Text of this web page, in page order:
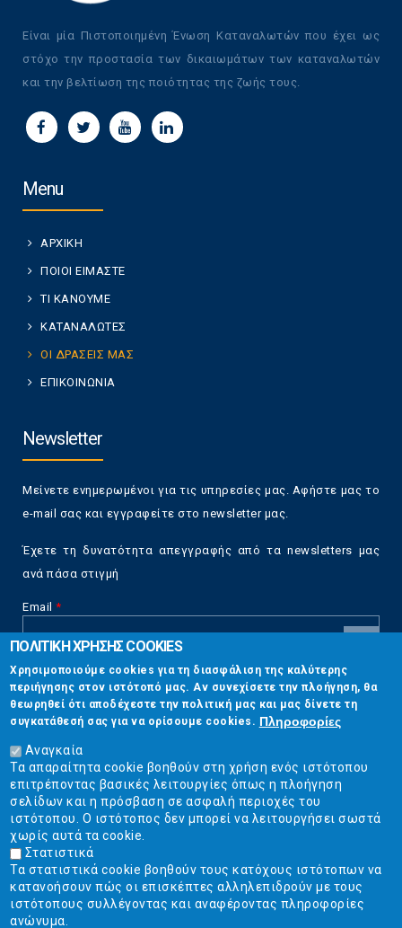
Είναι μία Πιστοποιημένη Ένωση Καταναλωτών που έχει ως
στόχο την προστασία των δικαιωμάτων των καταναλωτών
και την βελτίωση της ποιότητας της ζωής τους.
Menu
ΑΡΧΙΚΗ
ΠΟΙΟΙ ΕΙΜΑΣΤΕ
ΤΙ ΚΑΝΟΥΜΕ
ΚΑΤΑΝΑΛΩΤΕΣ
ΟΙ ΔΡΑΣΕΙΣ ΜΑΣ
ΕΠΙΚΟΙΝΩΝΙΑ
Newsletter
Μείνετε ενημερωμένοι για τις υπηρεσίες μας. Αφήστε μας το
e-mail σας και εγγραφείτε στο newsletter μας.
Έχετε τη δυνατότητα απεγγραφής από τα newsletters μας
ανά πάσα στιγμή
Email *
CAPTCHA
This
question is
for testing
whether or
not you are a
human visitor
and to
prevent
automated
spam
submissions.
5+2
Επικοινωνία
Στουρνάρη 17, Αθήνα 10683
2103304444
info@ekpizo.gr
www.ekpizo.gr
Δευ - Πεμ:10:00 πμ - 2:00 μμ
Σάβ - Κυρ: Κλειστά
ΠΟΛΙΤΙΚΗ ΧΡΗΣΗΣ COOKIES
Χρησιμοποιούμε cookies για τη διασφάλιση της καλύτερης
περιήγησης στον ιστότοπό μας. Αν συνεχίσετε την πλοήγηση, θα
θεωρηθεί ότι αποδέχεστε την πολιτική μας και μας δίνετε τη
συγκατάθεσή σας για να ορίσουμε cookies. Πληροφορίες
Αναγκαία
Τα απαραίτητα cookie βοηθούν στη χρήση ενός ιστότοπου
επιτρέποντας βασικές λειτουργίες όπως η πλοήγηση
σελίδων και η πρόσβαση σε ασφαλή περιοχές του
ιστότοπου. Ο ιστότοπος δεν μπορεί να λειτουργήσει σωστά
χωρίς αυτά τα cookie.
Στατιστικά
Τα στατιστικά cookie βοηθούν τους κατόχους ιστότοπων να
κατανοήσουν πώς οι επισκέπτες αλληλεπιδρούν με τους
ιστότοπους συλλέγοντας και αναφέροντας πληροφορίες
ανώνυμα.